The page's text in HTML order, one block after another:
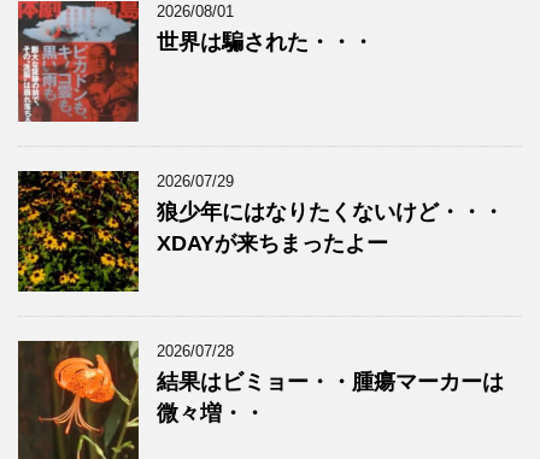
2026/08/01
世界は騙された・・・
2026/07/29
狼少年にはなりたくないけど・・・
XDAYが来ちまったよー
2026/07/28
結果はビミョー・・腫瘍マーカーは
微々増・・